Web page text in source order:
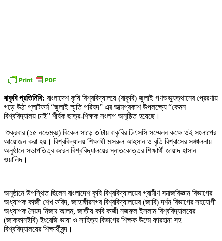
বাকৃবি প্রতিনিধি: বাংলাদেশ কৃষি বিশ্ববিদ্যালয়ে (বাকৃবি) জুলাই গণঅভ্যুত্থানের প্রেরণায়
গড়ে উঠা প্লাটফর্ম “জুলাই স্মৃতি পরিষদ” এর আত্মপ্রকাশ উপলক্ষ্যে “কেমন
বিশ্ববিদ্যালয় চাই” শীর্ষক ছাত্র-শিক্ষক সংলাপ অনুষ্ঠিত হয়েছে।
শুক্রবার (১৫ নভেম্বর) বিকেল সাড়ে ৩ টায় বাকৃবির টিএসসি সম্মেলন কক্ষে ওই সংলাপের
আয়োজন করা হয়। বিশ্ববিদ্যালয় শিক্ষার্থী মাসরুল আহসান ও বৃতি বিশ্বাসের সঞ্চালনায়
অনুষ্ঠানে সভাপতিত্ব করেন বিশ্ববিদ্যালয়ের স্নাতকোত্তর শিক্ষার্থী জায়াদ হাসান
ওয়ালিদ।
অনুষ্ঠানে উপস্থিত ছিলেন বাংলাদেশ কৃষি বিশ্ববিদ্যালয়ের গ্রামীণ সমাজবিজ্ঞান বিভাগের
অধ্যাপক কাজী শেখ ফরিদ, জাহাঙ্গীরনগর বিশ্ববিদ্যালয়ের (জাবি) দর্শন বিভাগের সহযোগী
অধ্যাপক সৈয়দ নিজার আলম, জাতীয় কবি কাজী নজরুল ইসলাম বিশ্ববিদ্যালয়ের
(জাককানইবি) ইংরেজি ভাষা ও সাহিত্য বিভাগের শিক্ষক উম্মে ফারহানা সহ
বিশ্ববিদ্যালয়ের শিক্ষার্থীবৃন্দ।